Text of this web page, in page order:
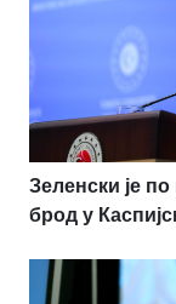
Зеленски је
брод у